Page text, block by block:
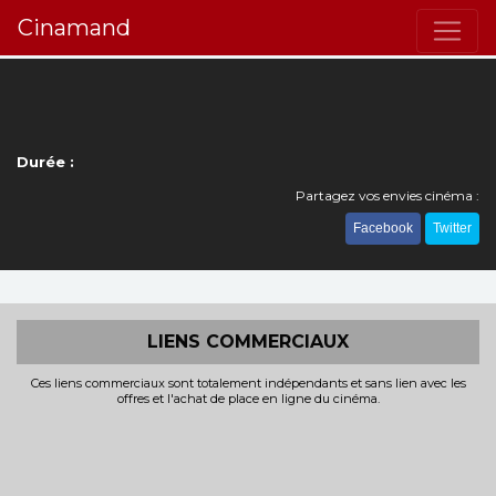
Cinamand
Durée :
Partagez vos envies cinéma :
Facebook Twitter
LIENS COMMERCIAUX
Ces liens commerciaux sont totalement indépendants et sans lien avec les
offres et l'achat de place en ligne du cinéma.